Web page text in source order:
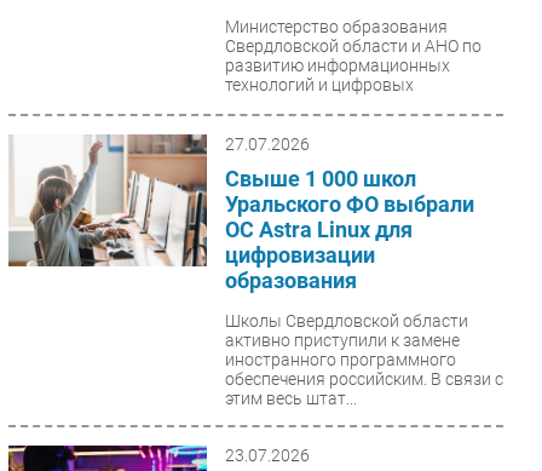
Министерство образования
Свердловской области и АНО по
развитию информационных
технологий и цифровых
27.07.2026
Свыше 1 000 школ
Уральского ФО выбрали
ОС Astra Linux для
цифровизации
образования
Школы Свердловской области
активно приступили к замене
иностранного программного
обеспечения российским. В связи с
этим весь штат...
23.07.2026